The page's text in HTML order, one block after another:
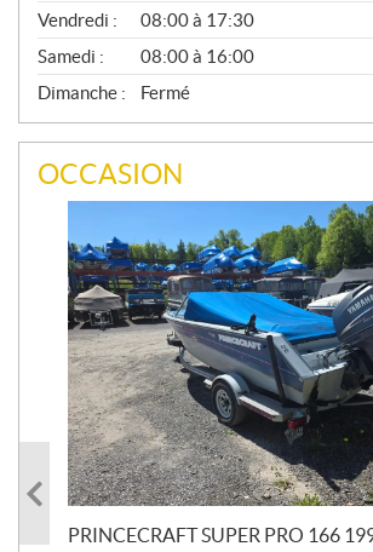
Vendredi :
08:00 à 17:30
Samedi :
08:00 à 16:00
Dimanche :
Fermé
OCCASION
PRINCECRAFT SUPER PRO 166